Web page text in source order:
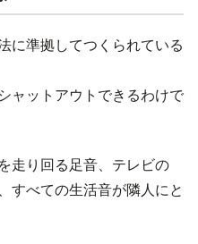
に準拠してつくられている
ャットアウトできるわけで
走り回る足音、テレビの
すべての生活音が隣人にと